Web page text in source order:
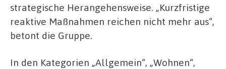
strategische Herangehensweise. „Kurzfristige
reaktive Maßnahmen reichen nicht mehr aus“,
betont die Gruppe.
In den Kategorien „Allgemein“, „Wohnen“,